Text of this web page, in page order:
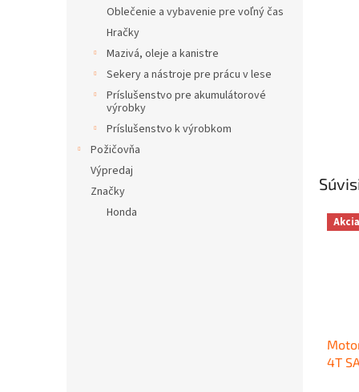
Oblečenie a vybavenie pre voľný čas
Hračky
Mazivá, oleje a kanistre
Sekery a nástroje pre prácu v lese
Príslušenstvo pre akumulátorové
výrobky
Príslušenstvo k výrobkom
Požičovňa
Výpredaj
Značky
Honda
Akcia
4T